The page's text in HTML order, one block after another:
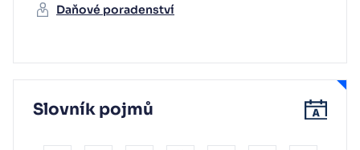
Daňové poradenství
Slovník pojmů